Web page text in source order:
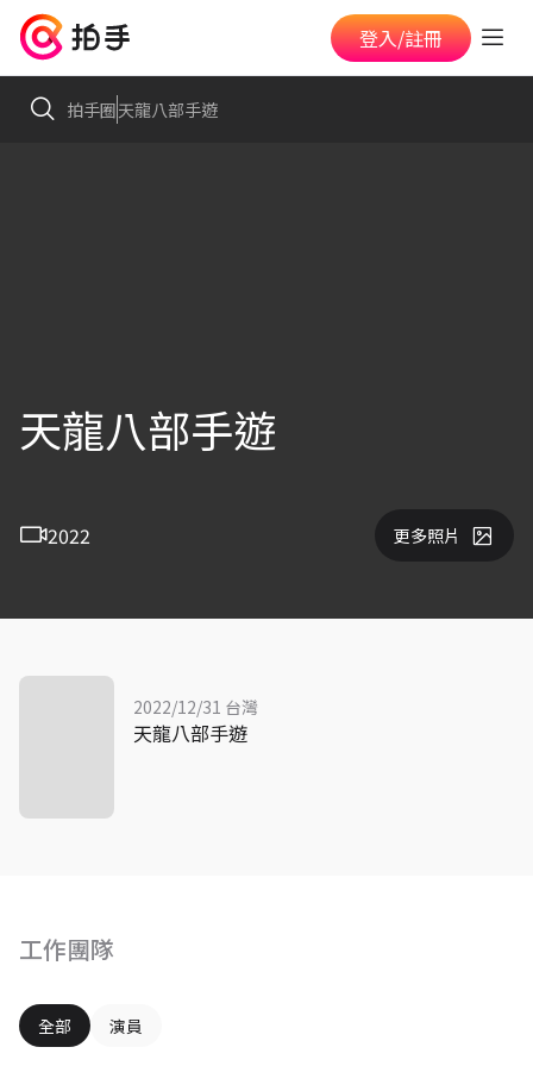
登入/註冊
拍手圈天龍八部手遊
天龍八部手遊
2022 更多照片
工作團隊
全部 演員
2022/12/31 台灣
天龍八部手遊